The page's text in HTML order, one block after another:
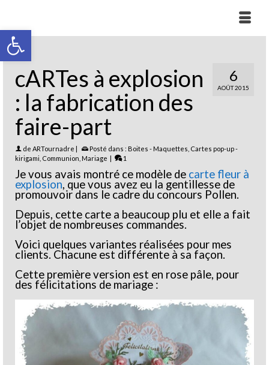
Ouvrir la barre d’outils
6
AOÛT 2015
cARTes à explosion
: la fabrication des
faire-part
de ARTournadre | Posté dans : Boites - Maquettes Cartes pop-up -
kirigami Communion Mariage | 1
Je vous avais montré ce modèle de carte fleur à
explosion, que vous avez eu la gentillesse de
promouvoir dans le cadre du concours Pollen.
Depuis, cette carte a beaucoup plu et elle a fait
l’objet de nombreuses commandes.
Voici quelques variantes réalisées pour mes
clients. Chacune est différente à sa façon.
Cette première version est en rose pâle, pour
des félicitations de mariage :